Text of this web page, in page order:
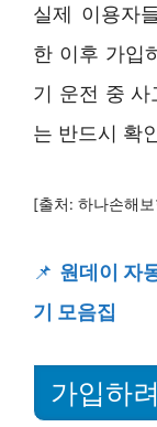
실제 이용자
한 이후 가입
기 운전 중 사
는 반드시 확
[출처: 하나손해
📌 원데이 자
기 모음집
가입하